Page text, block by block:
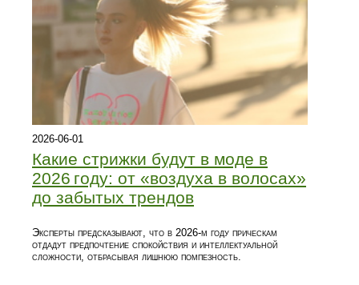
2026-06-01
Какие стрижки будут в моде в
2026 году: от «воздуха в волосах»
до забытых трендов
Эксперты предсказывают, что в 2026‑м году прическам
отдадут предпочтение спокойствия и интеллектуальной
сложности, отбрасывая лишнюю помпезность.